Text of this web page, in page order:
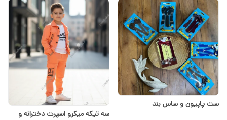
ست پاپیون و ساس بند
سه تیکه میکرو اسپرت دخترانه و